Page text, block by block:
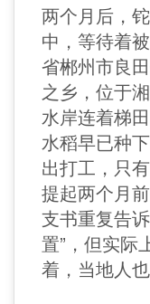
两个月后，
中，等待着
省郴州市良
之乡，位于
水岸连着梯
水稻早已种
出打工，只
提起两个月
支书重复告
置”，但实际
着，当地人